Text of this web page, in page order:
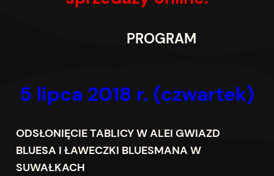
PROGRAM
5 lipca 2018 r. (czwartek)
ODSŁONIĘCIE TABLICY W ALEI GWIAZD
BLUESA I ŁAWECZKI BLUESMANA W
SUWAŁKACH